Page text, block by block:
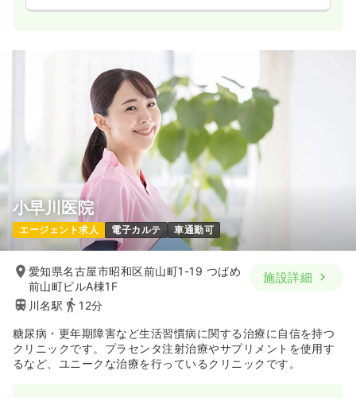
小早川医院
エージェント求人 電子カルテ 車通勤可
愛知県名古屋市昭和区前山町1-19 つばめ
前山町ビルA棟1F
川名駅
12分
施設詳細
糖尿病・更年期障害など生活習慣病に関する治療に自信を持つ
クリニックです。プラセンタ注射治療やサプリメントを使用す
るなど、ユニークな治療を行っているクリニックです。